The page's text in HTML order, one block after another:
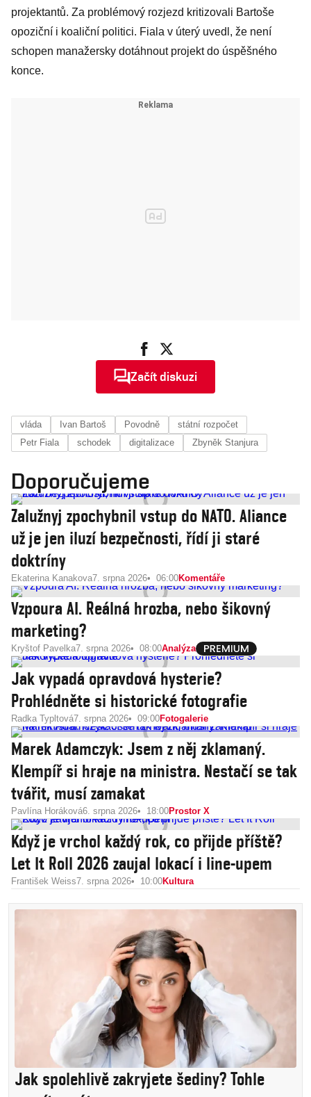
projektantů. Za problémový rozjezd kritizovali Bartoše
opoziční i koaliční politici. Fiala v úterý uvedl, že není
schopen manažersky dotáhnout projekt do úspěšného
konce.
Začít diskuzi
vláda Ivan Bartoš Povodně
státní rozpočet
Petr Fiala
schodek digitalizace Zbyněk Stanjura
Doporučujeme
Zalužnyj zpochybnil vstup do NATO. Aliance
už je jen iluzí bezpečnosti, řídí ji staré
doktríny
Ekaterina Kanakova7. srpna 2026 06:00Komentáře
Vzpoura AI. Reálná hrozba, nebo šikovný
marketing?
Kryštof Pavelka7. srpna 2026 08:00Analýza
Jak vypadá opravdová hysterie?
Prohlédněte si historické fotografie
Radka Typltová7. srpna 2026 09:00Fotogalerie
Marek Adamczyk: Jsem z něj zklamaný.
Klempíř si hraje na ministra. Nestačí se tak
tvářit, musí zamakat
Pavlína Horáková6. srpna 2026 18:00Prostor X
Když je vrchol každý rok, co přijde příště?
Let It Roll 2026 zaujal lokací i line-upem
František Weiss7. srpna 2026 10:00Kultura
Jak spolehlivě zakryjete šediny? Tohle